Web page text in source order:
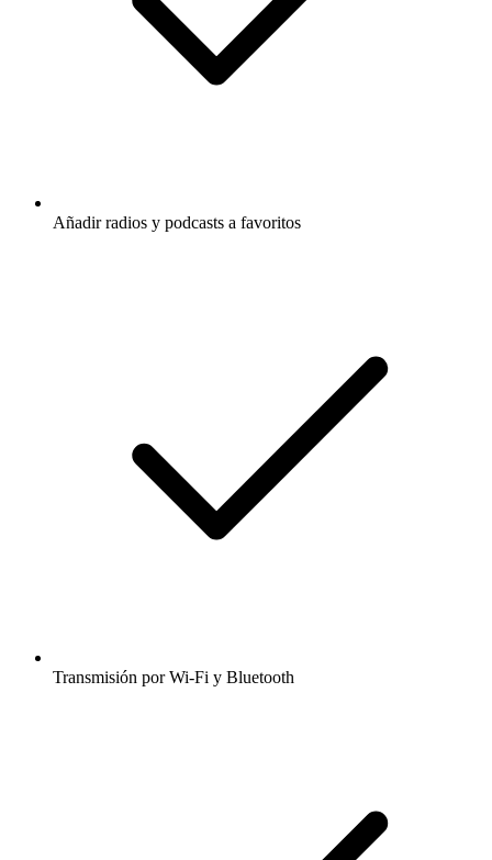
Añadir radios y podcasts a favoritos
Transmisión por Wi-Fi y Bluetooth